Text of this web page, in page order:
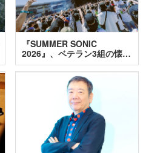
『SUMMER SONIC
2026』、ベテラン3組の懐…